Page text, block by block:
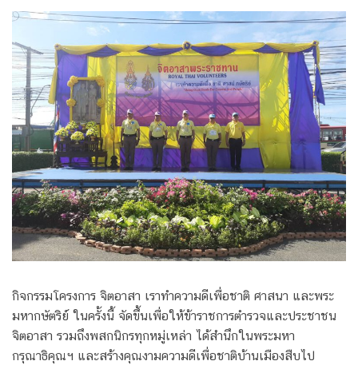
กิจกรรมโครงการ จิตอาสา เราทำความดีเพื่อชาติ ศาสนา และพระ
มหากษัตริย์ ในครั้งนี้ จัดขึ้นเพื่อให้ข้าราชการตำรวจและประชาชน
จิตอาสา รวมถึงพสกนิกรทุกหมู่เหล่า ได้สำนึกในพระมหา
กรุณาธิคุณฯ และสร้างคุณงามความดีเพื่อชาติบ้านเมืองสืบไป